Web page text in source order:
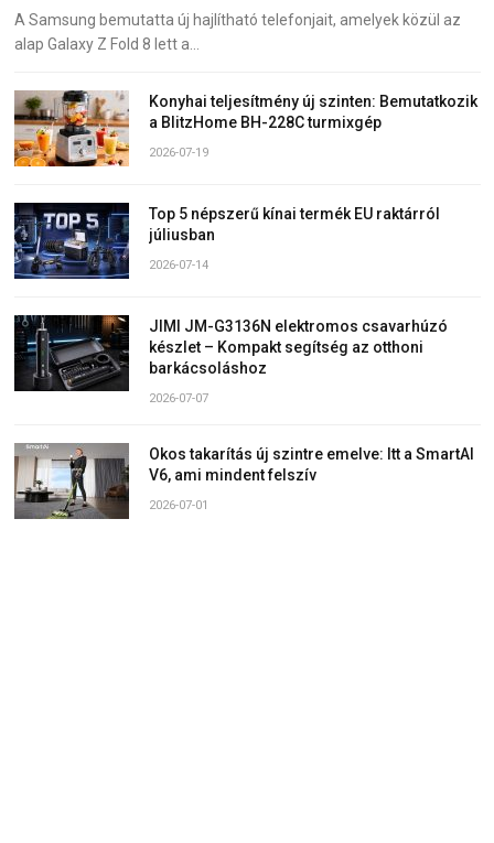
A Samsung bemutatta új hajlítható telefonjait, amelyek közül az
alap Galaxy Z Fold 8 lett a…
Konyhai teljesítmény új szinten: Bemutatkozik
a BlitzHome BH-228C turmixgép
2026-07-19
Top 5 népszerű kínai termék EU raktárról
júliusban
2026-07-14
JIMI JM-G3136N elektromos csavarhúzó
készlet – Kompakt segítség az otthoni
barkácsoláshoz
2026-07-07
Okos takarítás új szintre emelve: Itt a SmartAI
V6, ami mindent felszív
2026-07-01